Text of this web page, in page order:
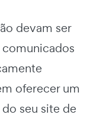
devam ser
comunicados
oferecer um
seu site de